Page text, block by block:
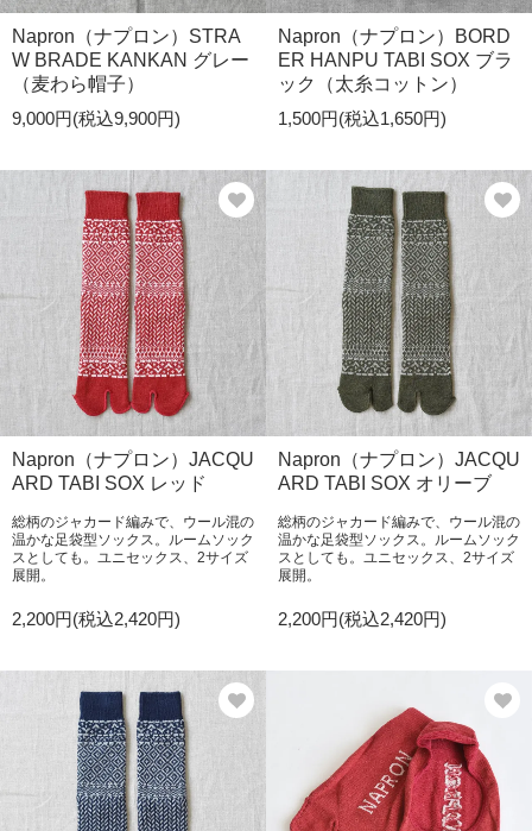
Napron（ナプロン）STRA
W BRADE KANKAN グレー
（麦わら帽子）
9,000円(税込9,900円)
Napron（ナプロン）BORD
ER HANPU TABI SOX ブラ
ック（太糸コットン）
1,500円(税込1,650円)
Napron（ナプロン）JACQU
ARD TABI SOX レッド
総柄のジャカード編みで、ウール混の
温かな足袋型ソックス。ルームソック
スとしても。ユニセックス、2サイズ
展開。
2,200円(税込2,420円)
Napron（ナプロン）JACQU
ARD TABI SOX オリーブ
総柄のジャカード編みで、ウール混の
温かな足袋型ソックス。ルームソック
スとしても。ユニセックス、2サイズ
展開。
2,200円(税込2,420円)